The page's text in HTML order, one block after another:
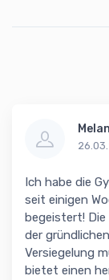
Ich habe die
seit einigen
begeistert!
der
Versiegelung
bietet einen